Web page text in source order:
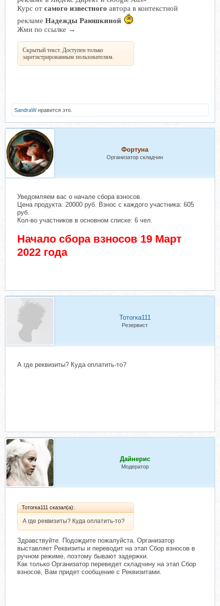
Курс от самого известного автора в контекстной
рекламе Надежды Раюшкиной
Жми по ссылке →
Скрытый текст. Доступен только
зарегистрированным пользователям.
SandraWнравится это.
Фортуна
Организатор складчин
Уведомляем вас о начале сбора взносов.
Цена продукта: 20000 руб. Взнос с каждого участника: 605
руб.
Кол-во участников в основном списке: 6 чел.
Начало сбора взносов 19 Март
2022 года
Тотогка111
Резервист
А где реквизиты? Куда оплатить-то?
Дайнерис
Модератор
Тотогка111 сказал(а):
А где реквизиты? Куда оплатить-то?
Здравствуйте. Подождите пожалуйста. Организатор
выставляет Реквизиты и переводит на этап Сбор взносов в
ручном режиме, поэтому бывают задержки.
Как только Организатор переведет складчину на этап Сбор
взносов, Вам придет сообщение с Реквизитами.